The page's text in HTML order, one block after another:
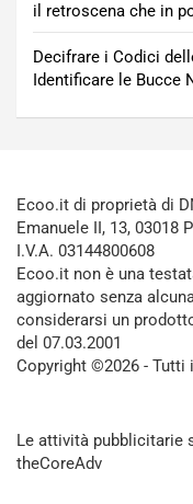
il retroscena che in
Decifrare i Codici
Identificare le Bucce
Ecoo.it di proprietà di
Emanuele II, 13, 03018
I.V.A. 03144800608
Ecoo.it non è una
aggiornato senza
considerarsi un
del 07.03.2001
Copyright ©2026 -
Le attività pubblicitarie
theCoreAdv